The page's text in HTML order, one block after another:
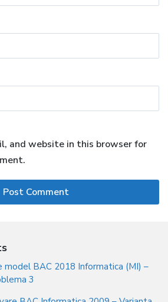
and website in this browser for
model BAC 2018 Informatica (MI) –
3